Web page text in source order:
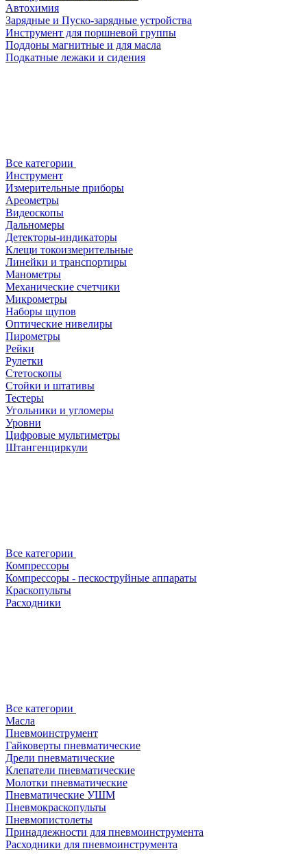
Автохимия
Зарядные и Пуско-зарядные устройства
Инструмент для поршневой группы
Поддоны магнитные и для масла
Подкатные лежаки и сидения
Все категории
Инструмент
Измерительные приборы
Ареометры
Видеоскопы
Дальномеры
Детекторы-индикаторы
Клещи токоизмерительные
Линейки и транспортиры
Манометры
Механические счетчики
Микрометры
Наборы щупов
Оптические нивелиры
Пирометры
Рейки
Рулетки
Стетоскопы
Стойки и штативы
Тестеры
Угольники и угломеры
Уровни
Цифровые мультиметры
Штангенциркули
Все категории
Компрессоры
Компрессоры - пескоструйные аппараты
Краскопульты
Расходники
Все категории
Масла
Пневмоинструмент
Гайковерты пневматические
Дрели пневматические
Клепатели пневматические
Молотки пневматические
Пневматические УШМ
Пневмокраскопульты
Пневмопистолеты
Принадлежности для пневмоинструмента
Расходники для пневмоинструмента